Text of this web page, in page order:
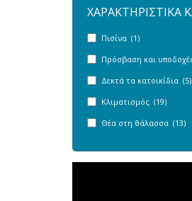
ΧΑΡΑΚΤΗΡΙΣΤΙΚΑ
Πισίνα (1)
Πρόσβαση και
Δεκτά τα κατοικίδια (5)
Κλιματισμός (19)
Θέα στη θάλασσα (13)